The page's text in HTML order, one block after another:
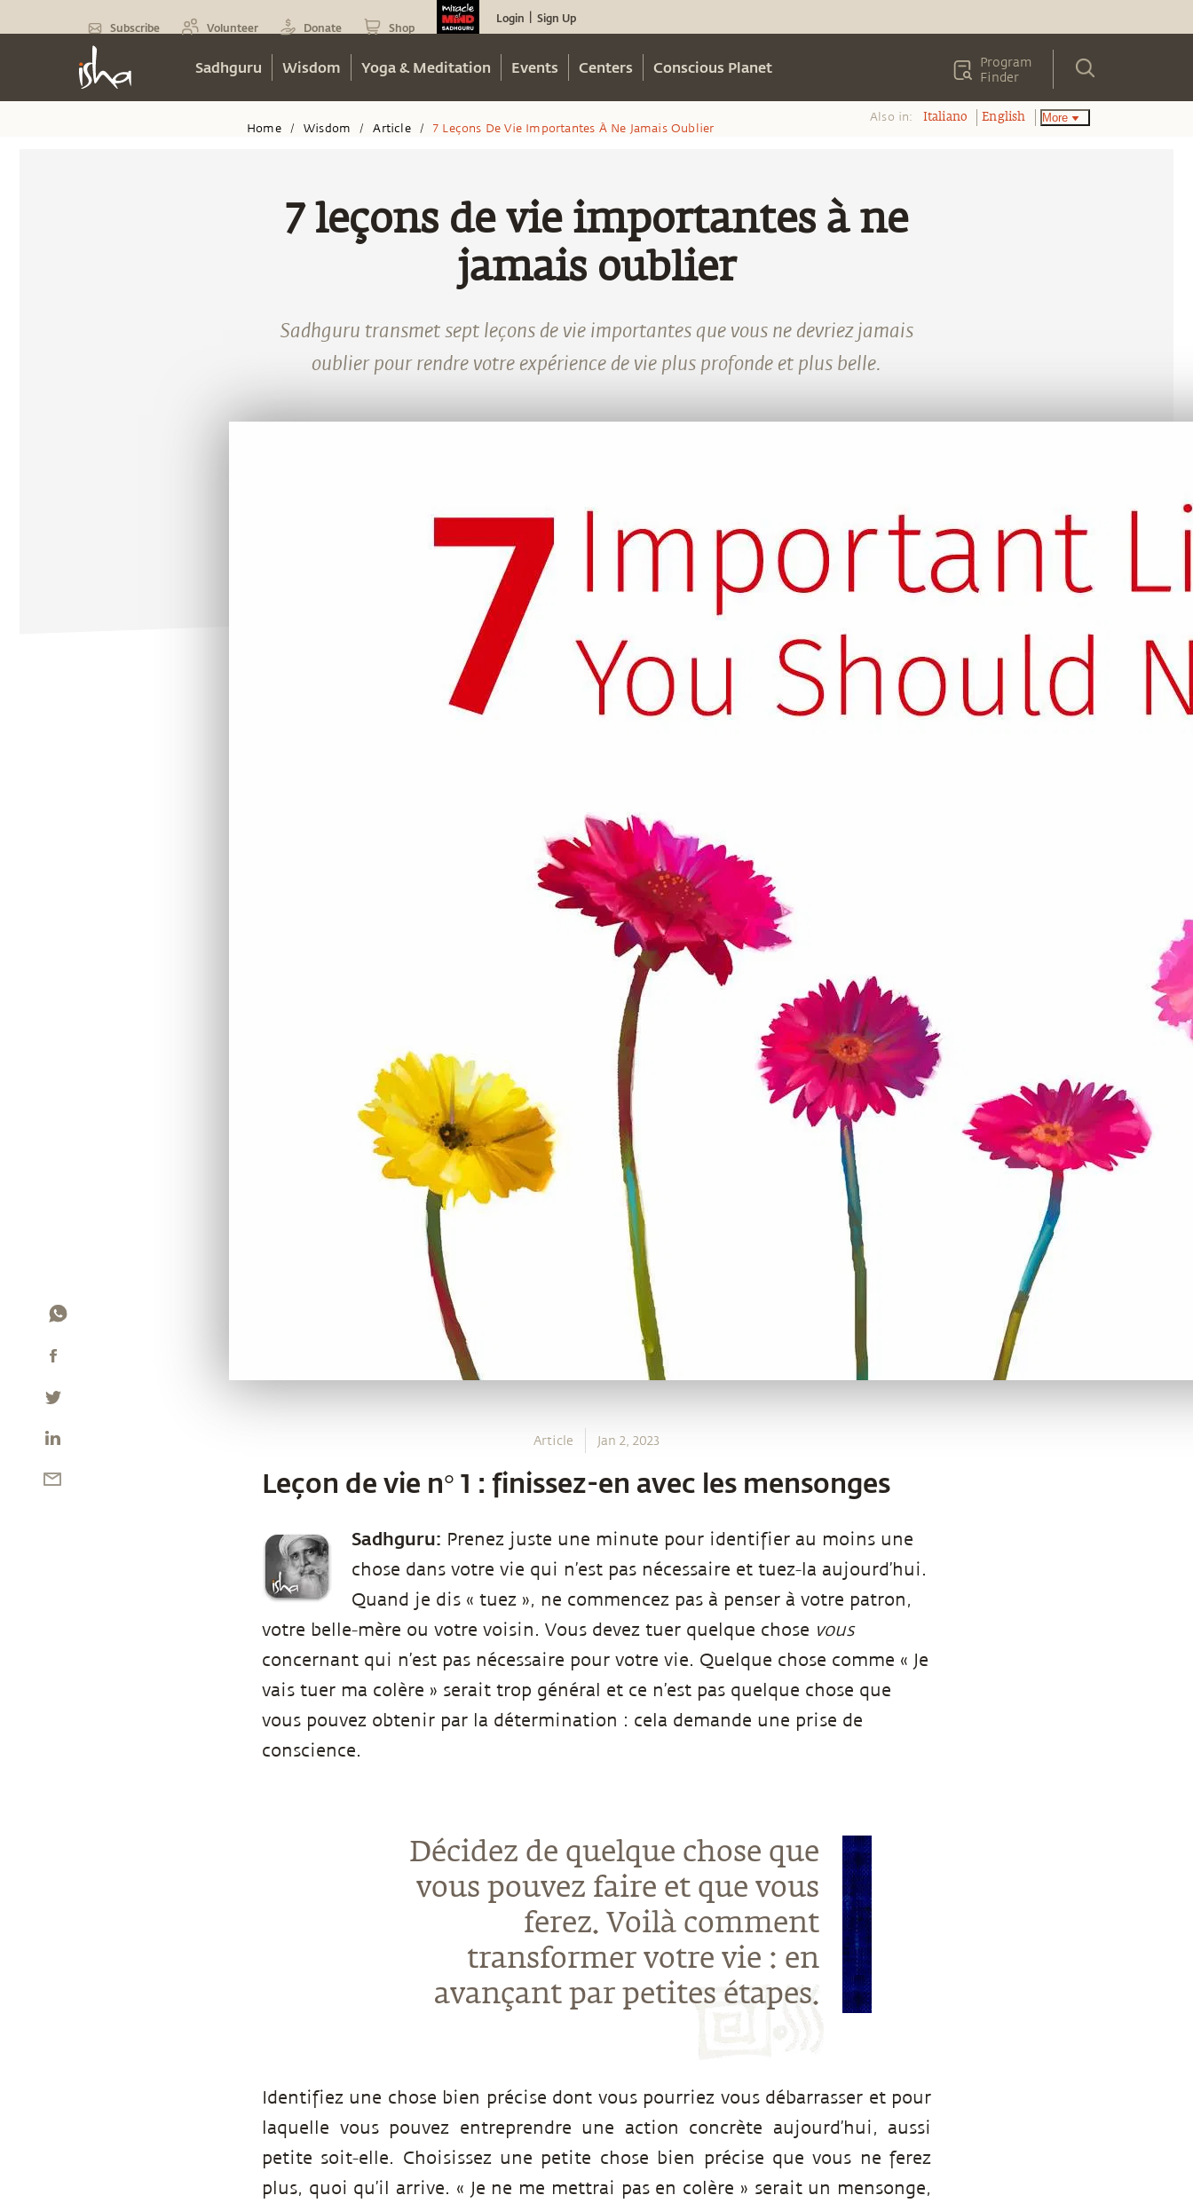
Subscribe Volunteer Donate Shop
Login Sign Up
Sadhguru Wisdom Yoga & Meditation Events Centers Conscious Planet
Program
Finder
Home / Wisdom / Article / 7 Leçons De Vie Importantes À Ne Jamais Oublier
Also in: Italiano English More
7 leçons de vie importantes à ne
jamais oublier
Sadhguru transmet sept leçons de vie importantes que vous ne devriez jamais
oublier pour rendre votre expérience de vie plus profonde et plus belle.
Article Jan 2, 2023
Leçon de vie n° 1 : finissez-en avec les mensonges
Sadhguru: Prenez juste une minute pour identifier au moins une
chose dans votre vie qui n’est pas nécessaire et tuez-la aujourd’hui.
Quand je dis « tuez », ne commencez pas à penser à votre patron,
votre belle-mère ou votre voisin. Vous devez tuer quelque chose vous
concernant qui n’est pas nécessaire pour votre vie. Quelque chose comme « Je
vais tuer ma colère » serait trop général et ce n’est pas quelque chose que
vous pouvez obtenir par la détermination : cela demande une prise de
conscience.
Décidez de quelque chose que
vous pouvez faire et que vous
ferez. Voilà comment
transformer votre vie : en
avançant par petites étapes.
Identifiez une chose bien précise dont vous pourriez vous débarrasser et pour
laquelle vous pouvez entreprendre une action concrète aujourd’hui, aussi
petite soit-elle. Choisissez une petite chose bien précise que vous ne ferez
plus, quoi qu’il arrive. « Je ne me mettrai pas en colère » serait un mensonge,